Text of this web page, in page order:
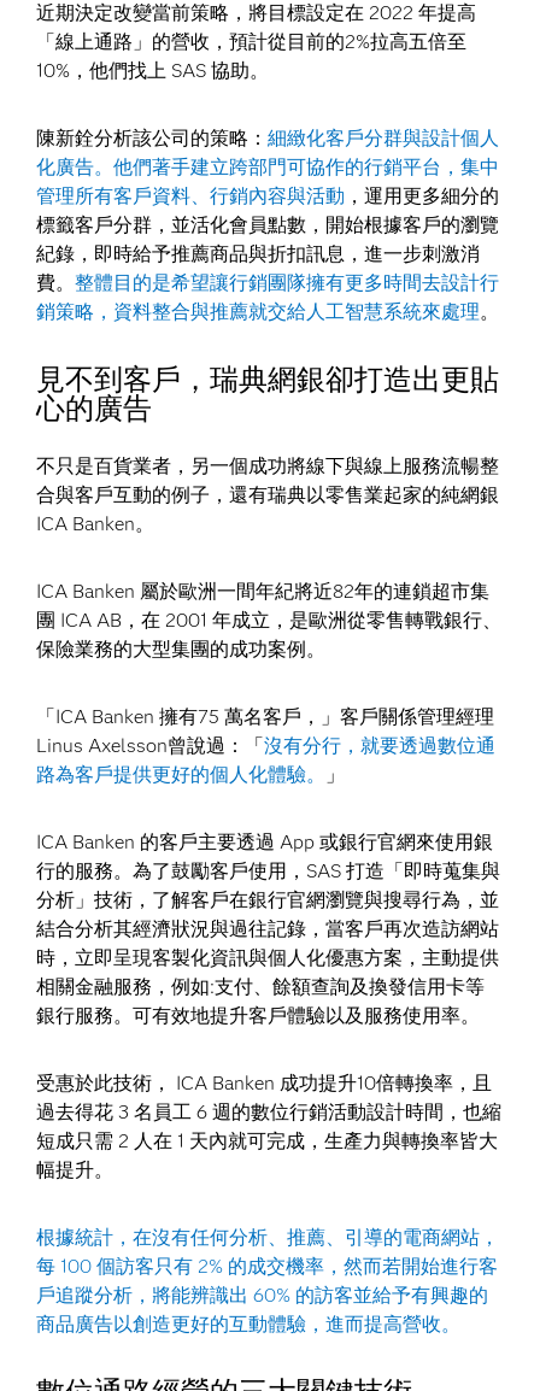
近期決定改變當前策略，將目標設定在 2022 年提高
「線上通路」的營收，預計從目前的2%拉高五倍至
10%，他們找上 SAS 協助。
陳新銓分析該公司的策略：細緻化客戶分群與設計個人
化廣告。他們著手建立跨部門可協作的行銷平台，集中
管理所有客戶資料、行銷內容與活動 ，運用更多細分的
標籤客戶分群，並活化會員點數，開始根據客戶的瀏覽
紀錄，即時給予推薦商品與折扣訊息，進一步刺激消
費。整體目的是希望讓行銷團隊擁有更多時間去設計行
銷策略，資料整合與推薦就交給人工智慧系統來處理。
見不到客戶，瑞典網銀卻打造出更貼
心的廣告
不只是百貨業者，另一個成功將線下與線上服務流暢整
合與客戶互動的例子，還有瑞典以零售業起家的純網銀
ICA Banken。
ICA Banken 屬於歐洲一間年紀將近82年的連鎖超市集
團 ICA AB，在 2001 年成立，是歐洲從零售轉戰銀行、
保險業務的大型集團的成功案例。
「ICA Banken 擁有75 萬名客戶，」客戶關係管理經理
Linus Axelsson曾說過：「沒有分行，就要透過數位通
路為客戶提供更好的個人化體驗。
」
ICA Banken 的客戶主要透過 App 或銀行官網來使用銀
行的服務。為了鼓勵客戶使用，SAS 打造「即時蒐集與
分析」技術，了解客戶在銀行官網瀏覽與搜尋行為，並
結合分析其經濟狀況與過往記錄，當客戶再次造訪網站
時，立即呈現客製化資訊與個人化優惠方案，主動提供
相關金融服務，例如:支付、餘額查詢及換發信用卡等
銀行服務。可有效地提升客戶體驗以及服務使用率。
受惠於此技術， ICA Banken 成功提升10倍轉換率，且
過去得花 3 名員工 6 週的數位行銷活動設計時間，也縮
短成只需 2 人在 1 天內就可完成，生產力與轉換率皆大
幅提升。
根據統計，在沒有任何分析、推薦、引導的電商網站，
每 100 個訪客只有 2% 的成交機率，然而若開始進行客
戶追蹤分析，將能辨識出 60% 的訪客並給予有興趣的
商品廣告以創造更好的互動體驗，進而提高營收。